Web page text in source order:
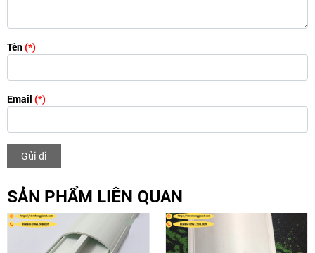
Tên(*)
Email (*)
Gửi đi
SẢN PHẨM LIÊN QUAN